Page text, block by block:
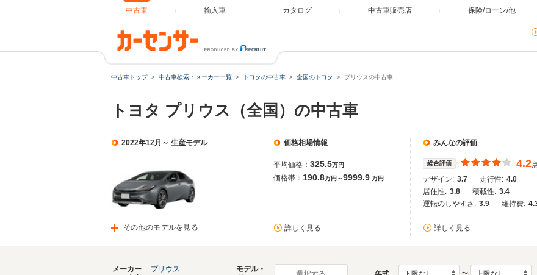
中古車 輸入車 カタログ 中古車販売店 保険/ローン/他
中古車トップ 中古車検索：メーカー一覧 トヨタの中古車 全国のトヨタ プリウスの中古車
トヨタ プリウス（全国）の中古車
2022年12月～ 生産モデル
その他のモデルを見る
価格相場情報
平均価格： 325.5万円
価格帯： 190.8万円～9999.9 万円
詳しく見る
みんなの評価
総合評価 4.2
デザイン: 3.7 走行性: 4.0
居住性: 3.8 積載性: 3.4
運転のしやすさ: 3.9 維持費:
詳しく見る
メーカー
プリウス
モデル・
〜